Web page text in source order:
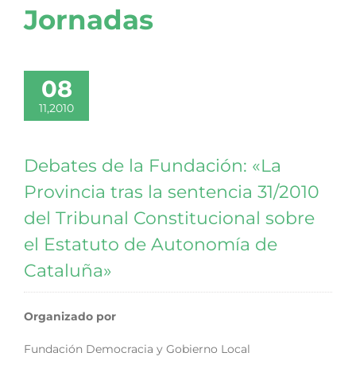
Jornadas
08
11,2010
Debates de la Fundación: «La
Provincia tras la sentencia 31/2010
del Tribunal Constitucional sobre
el Estatuto de Autonomía de
Cataluña»
Organizado por
Fundación Democracia y Gobierno Local